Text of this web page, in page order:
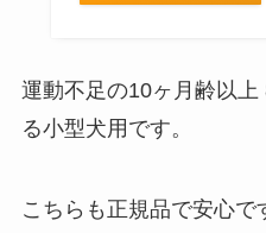
運動不足の10ヶ月齢以
る小型犬用です。
こちらも正規品で安心で